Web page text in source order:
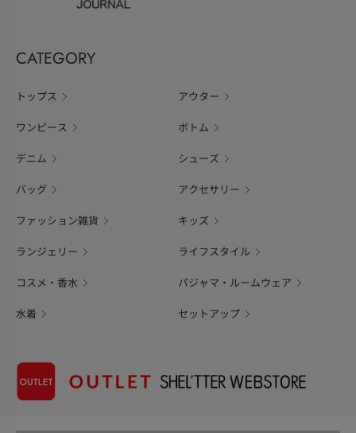
CATEGORY
トップス アウター
ワンピース ボトム
デニム シューズ
バッグ アクセサリー
ファッション雑貨 キッズ
ランジェリー ライフスタイル
コスメ・香水 パジャマ・ルームウェア
水着 セットアップ